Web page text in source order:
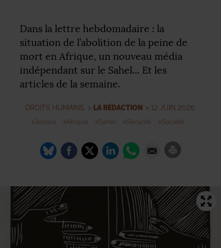
Dans la lettre hebdomadaire : la
situation de l’abolition de la peine de
mort en Afrique, un nouveau média
indépendant sur le Sahel... Et les
articles de la semaine.
DROITS HUMAINS > LA RÉDACTION > 12 JUIN 2026
Justice Afrique Sahel Sécurité Société